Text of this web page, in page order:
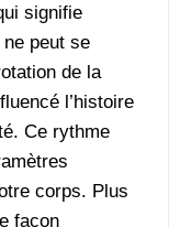
signifie
peut se
de la
l’histoire
Ce rythme
corps. Plus
façon